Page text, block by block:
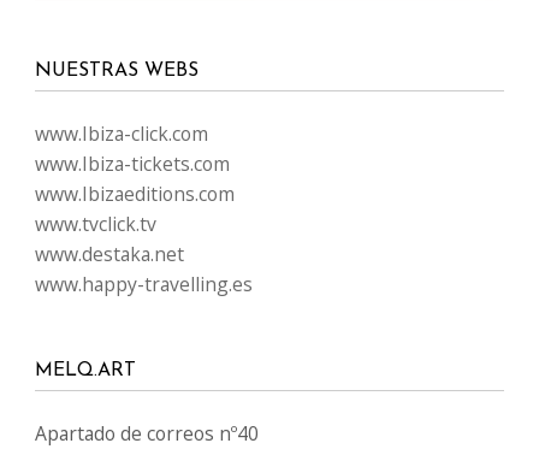
NUESTRAS WEBS
www.Ibiza-click.com
www.Ibiza-tickets.com
www.Ibizaeditions.com
www.tvclick.tv
www.destaka.net
www.happy-travelling.es
MELQ.ART
Apartado de correos nº40